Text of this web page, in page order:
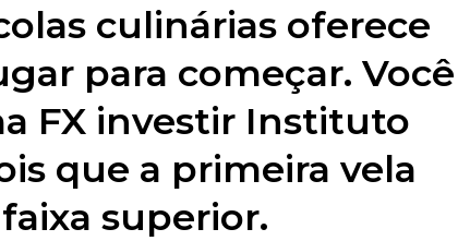
culinárias oferece
para começar. Você
FX investir Instituto
que a primeira vela
superior.